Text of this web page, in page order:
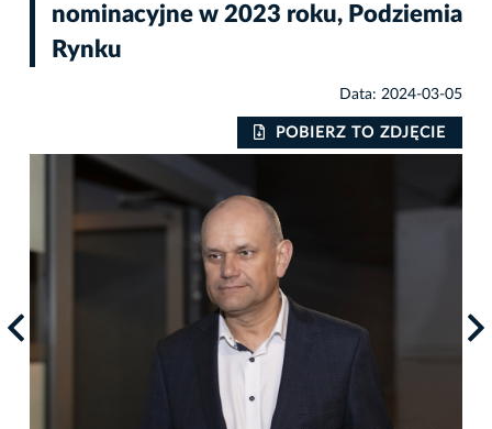
nominacyjne w 2023 roku, Podziemia
Rynku
Data: 2024-03-05
POBIERZ TO ZDJĘCIE